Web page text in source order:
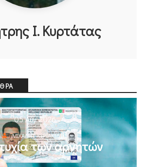
Ι. Κυρτάτας
05 Αυγ 2026
ΜΙΧΆΛΗΣ ΚΥΡΙΑΚΊΔΗΣ
των αρνητών